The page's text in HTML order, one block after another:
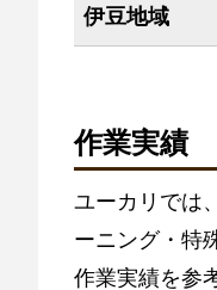
伊豆地域
作業実績
ユーカリでは
ーニング・特
作業実績を参